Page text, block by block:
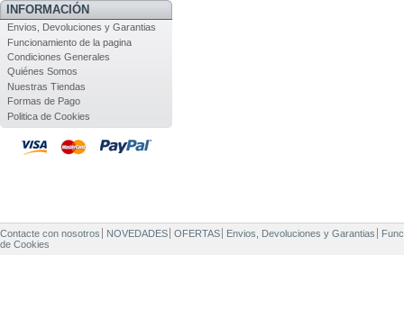
INFORMACIÓN
Envios, Devoluciones y Garantias
Funcionamiento de la pagina
Condiciones Generales
Quiénes Somos
Nuestras Tiendas
Formas de Pago
Politica de Cookies
Contacte con nosotros NOVEDADES OFERTAS Envios, Devoluciones y Garantias
de Cookies